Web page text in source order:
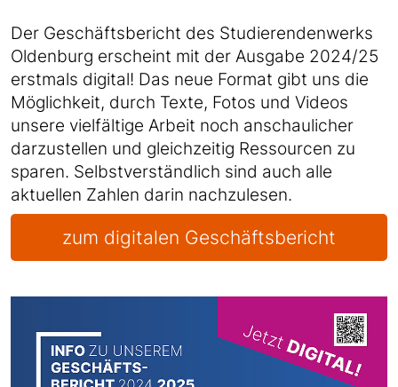
Der Geschäftsbericht des Studierendenwerks
Oldenburg erscheint mit der Ausgabe 2024/25
erstmals digital! Das neue Format gibt uns die
Möglichkeit, durch Texte, Fotos und Videos
unsere vielfältige Arbeit noch anschaulicher
darzustellen und gleichzeitig Ressourcen zu
sparen. Selbstverständlich sind auch alle
aktuellen Zahlen darin nachzulesen.
zum digitalen Geschäftsbericht